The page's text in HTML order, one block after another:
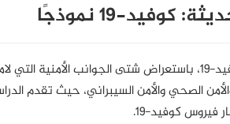
19 نموذجًا
تبحث الدراسة العلاقة بين الصحة والأمن في ضوء أزمة انتشار جائحة كوفيد-19، باستعراض
الصحي والأمن السيبراني، حيث تقدم
فيروس كوفيد-19.